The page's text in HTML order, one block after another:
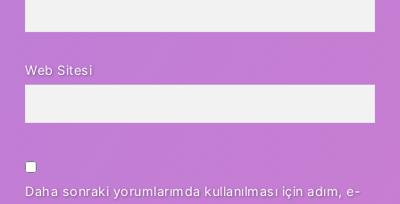
Web Sitesi
Daha sonraki yorumlarımda kullanılması için adım, e-